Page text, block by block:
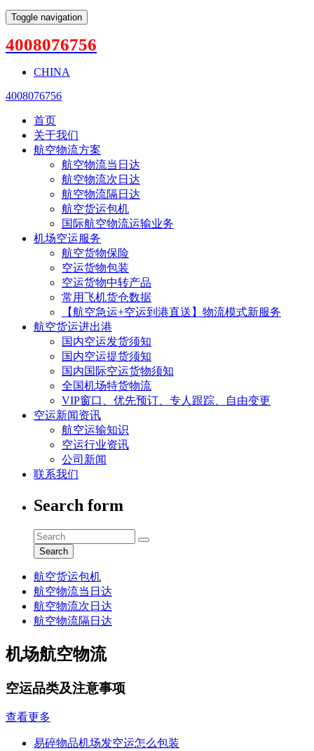
Toggle navigation
4008076756
CHINA
4008076756
首页
关于我们
航空物流方案
航空物流当日达
航空物流次日达
航空物流隔日达
航空货运包机
国际航空物流运输业务
机场空运服务
航空货物保险
空运货物包装
空运货物中转产品
常用飞机货仓数据
【航空急运+空运到港直送】物流模式新服务
航空货运进出港
国内空运发货须知
国内空运提货须知
国内国际空运货物须知
全国机场特货物流
VIP窗口、优先预订、专人跟踪、自由变更
空运新闻资讯
航空运输知识
空运行业资讯
公司新闻
联系我们
Search form
Search
航空货运包机
航空物流当日达
航空物流次日达
航空物流隔日达
机场航空物流
空运品类及注意事项
查看更多
易碎物品机场发空运怎么包装